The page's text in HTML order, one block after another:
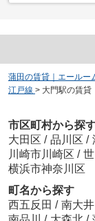
蒲田の賃貸｜エールー
江戸線 > 大門駅の賃貸
市区町村から探
大田区 / 品川区 /
川崎市川崎区 /
横浜市神奈川区
町名から探す
西五反田 / 南大井